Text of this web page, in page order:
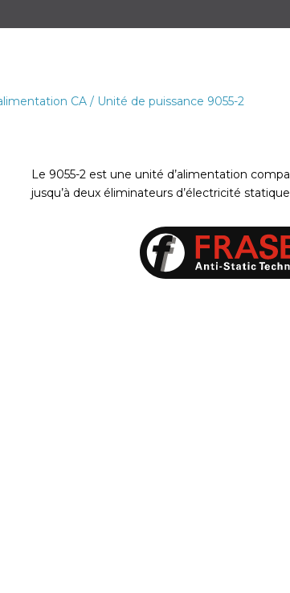
CA / Unité de puissance 9055-2
Le 9055-2 est une unité d’alimentation
jusqu’à deux éliminateurs d’électricité